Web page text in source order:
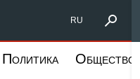
RU
Политика Общество